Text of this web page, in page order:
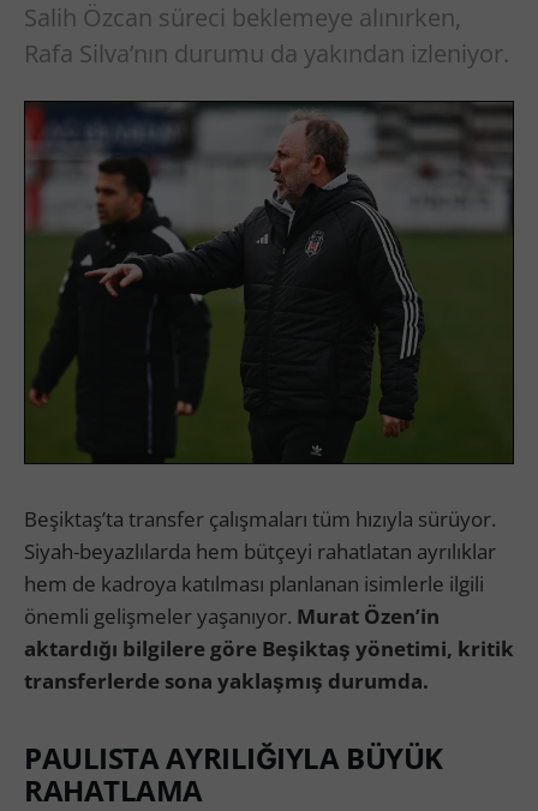
Salih Özcan süreci beklemeye alınırken,
Rafa Silva’nın durumu da yakından izleniyor.
Beşiktaş’ta transfer çalışmaları tüm hızıyla sürüyor.
Siyah-beyazlılarda hem bütçeyi rahatlatan ayrılıklar
hem de kadroya katılması planlanan isimlerle ilgili
önemli gelişmeler yaşanıyor. Murat Özen’in
aktardığı bilgilere göre Beşiktaş yönetimi, kritik
transferlerde sona yaklaşmış durumda.
PAULISTA AYRILIĞIYLA BÜYÜK
RAHATLAMA